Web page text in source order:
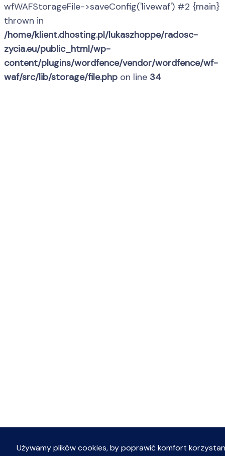
wfWAFStorageFile->saveConfig('livewaf') #2 {main}
thrown in
/home/klient.dhosting.pl/lukaszhoppe/radosc-
zycia.eu/public_html/wp-
content/plugins/wordfence/vendor/wordfence/wf-
waf/src/lib/storage/file.php on line 34